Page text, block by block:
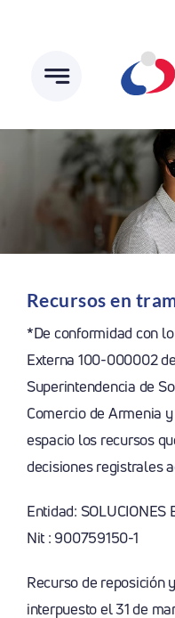
contenido
Recursos en
*De conformidad con
Externa 100-000002
Superintendencia de
Comercio de Armenia
espacio los recursos
decisiones registrales
Entidad: SOLUCIONES
Nit : 900759150-1
Recurso de reposición
interpuesto el 31 de